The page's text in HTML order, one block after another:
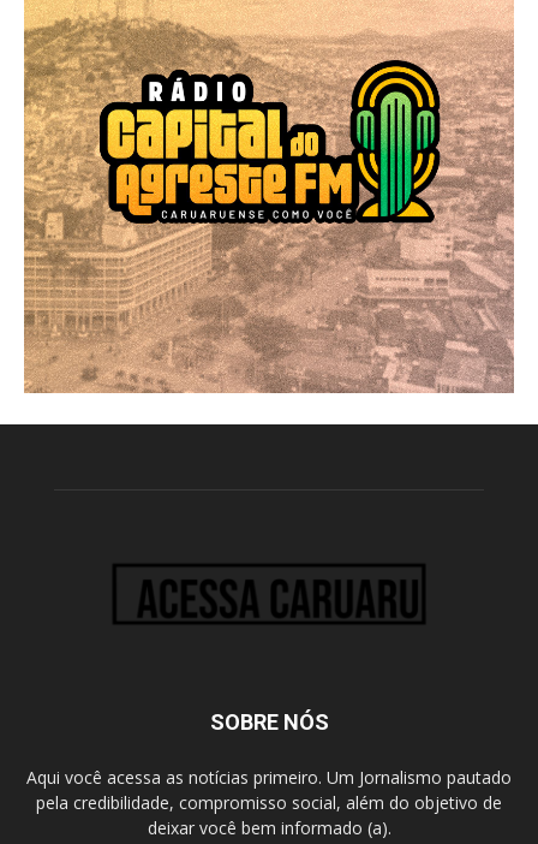
SOBRE NÓS
Aqui você acessa as notícias primeiro. Um Jornalismo pautado
pela credibilidade, compromisso social, além do objetivo de
deixar você bem informado (a).